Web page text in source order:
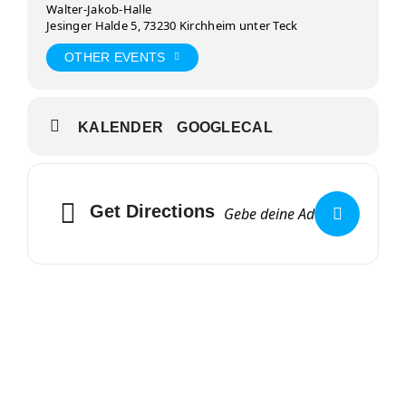
Walter-Jakob-Halle
Jesinger Halde 5, 73230 Kirchheim unter Teck
OTHER EVENTS
KALENDER GOOGLECAL
Get Directions